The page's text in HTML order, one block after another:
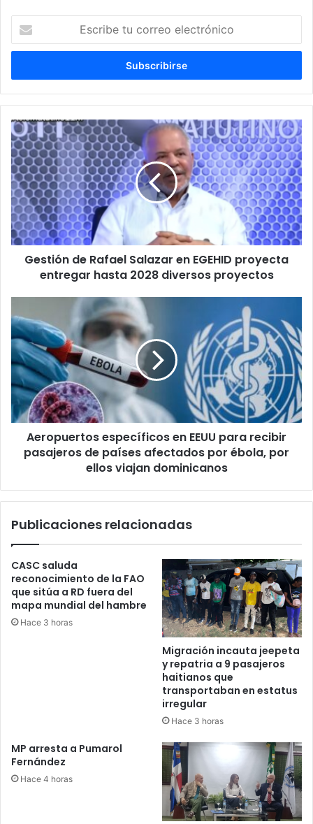
correo
Gestión
de
Rafael
Salazar
en
EGEHID
proyecta
entregar
hasta
2028
diversos
Gestión de Rafael Salazar en EGEHID proyecta
entregar hasta 2028 diversos proyectos
específicos
en
EEUU
para
recibir
pasajeros
de
países
afectados
por
ellos
dominicanos
Aeropuertos específicos en EEUU para recibir
pasajeros de países afectados por ébola, por
ellos viajan dominicanos
Publicaciones relacionadas
CASC saluda
reconocimiento de la FAO
que sitúa a RD fuera del
mapa mundial del hambre
Hace 3 horas
Migración incauta jeepeta
y repatria a 9 pasajeros
haitianos que
transportaban en estatus
irregular
Hace 3 horas
MP arresta a Pumarol
Fernández
Hace 4 horas